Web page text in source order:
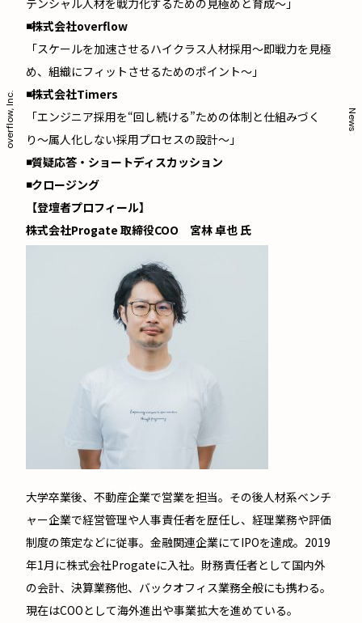
overflow, Inc. News
◾️株式会社overflow
「スケールを加速させるハイクラス人材採用〜即戦力を見極
め、組織にフィットさせるためのポイント〜」
◾️株式会社Timers
「エンジニア採用を“回し続ける”ための体制と仕組みづく
り〜属人化しない採用プロセスの設計〜」
◾️質疑応答・ショートディスカッション
◾️クロージング
【登壇者プロフィール】
株式会社Progate 取締役COO 宮林 卓也 氏
大学卒業後、不動産企業で営業を担当。その後人材系ベンチ
ャー企業で経営管理や人事責任者を歴任し、経理業務や評価
制度の策定などに従事。金融関連企業にてIPOを達成。2019
年1月に株式会社Progateに入社。財務責任者として国内外
の会計、決算業務他、バックオフィス業務全般にも携わる。
現在はCOOとして海外進出や事業拡大を進めている。